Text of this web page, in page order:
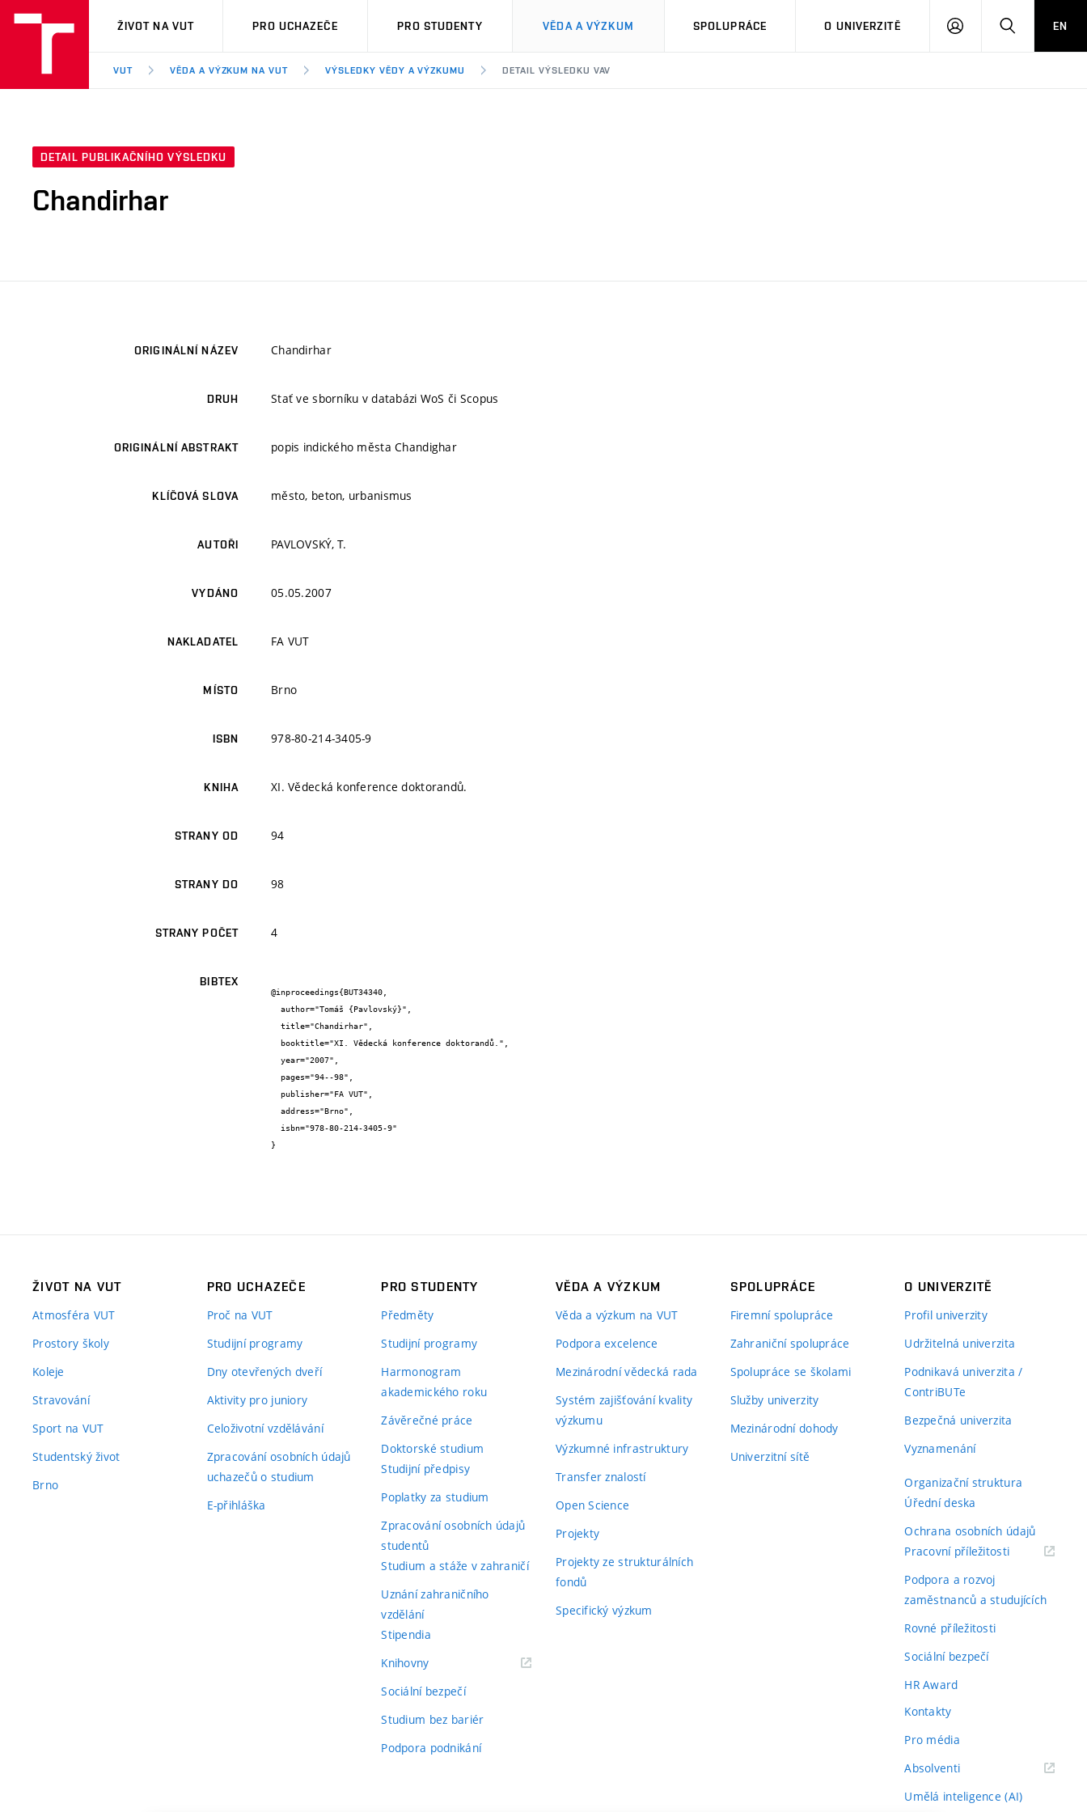
VUT
ŽIVOT NA VUT PRO UCHAZEČE PRO STUDENTY VĚDA A VÝZKUM SPOLUPRÁCE O UNIVERZITĚ
PŘIHLÁSIT HLEDATEN
VUT VĚDA A VÝZKUM NA VUT VÝSLEDKY VĚDY A VÝZKUMU DETAIL VÝSLEDKU VAV
DETAIL PUBLIKAČNÍHO VÝSLEDKU
Chandirhar
ORIGINÁLNÍ NÁZEV Chandirhar
DRUH Stať ve sborníku v databázi WoS či Scopus
ORIGINÁLNÍ ABSTRAKT popis indického města Chandighar
KLÍČOVÁ SLOVA město, beton, urbanismus
AUTOŘI PAVLOVSKÝ, T.
VYDÁNO 05.05.2007
NAKLADATEL FA VUT
MÍSTO Brno
ISBN 978-80-214-3405-9
KNIHA XI. Vědecká konference doktorandů.
STRANY OD 94
STRANY DO 98
STRANY POČET 4
BIBTEX
@inproceedings{BUT34340,
}
ŽIVOT NA VUT
Atmosféra VUT
Prostory školy
Koleje
Stravování
Sport na VUT
Studentský život
Brno
PRO UCHAZEČE
Proč na VUT
Studijní programy
Dny otevřených dveří
Aktivity pro juniory
Celoživotní vzdělávání
Zpracování osobních údajů
uchazečů o studium
E-přihláška
PRO STUDENTY
Předměty
Studijní programy
Harmonogram
akademického roku
Závěrečné práce
Doktorské studium
Studijní předpisy
Poplatky za studium
Zpracování osobních údajů
studentů
Studium a stáže v zahraničí
Uznání zahraničního
vzdělání
Stipendia
Knihovny(externí
Sociální bezpečí
Studium bez bariér
Podpora podnikání
VĚDA A VÝZKUM
Věda a výzkum na VUT
Podpora excelence
Mezinárodní vědecká rada
Systém zajišťování kvality
výzkumu
Výzkumné infrastruktury
Transfer znalostí
Open Science
Projekty
Projekty ze strukturálních
fondů
Specifický výzkum
SPOLUPRÁCE
Firemní spolupráce
Zahraniční spolupráce
Spolupráce se školami
Služby univerzity
Mezinárodní dohody
Univerzitní sítě
O UNIVERZITĚ
Profil univerzity
Udržitelná univerzita
Podnikavá univerzita /
ContriBUTe
Bezpečná univerzita
Vyznamenání
Organizační struktura
Úřední deska
Ochrana osobních údajů
Pracovní příležitosti(externí
Podpora a rozvoj
zaměstnanců a studujících
Rovné příležitosti
Sociální bezpečí
HR Award
Kontakty
Pro média
Absolventi(externí
Umělá inteligence (AI)